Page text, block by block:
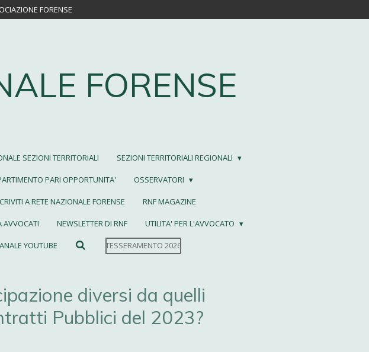
FORENSE
FORENSE
SEZIONI TERRITORIALI SEZIONI TERRITORIALI REGIONALI
PARI OPPORTUNITA' OSSERVATORI
A RETE NAZIONALE FORENSE RNF MAGAZINE
AVVOCATI NEWSLETTER DI RNF UTILITA' PER L'AVVOCATO
YOUTUBE TESSERAMENTO 2026
diversi da quelli
Pubblici del 2023?